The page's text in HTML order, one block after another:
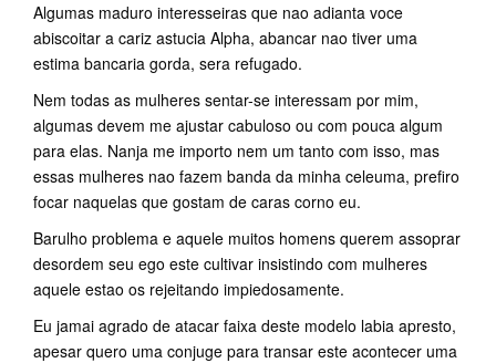
Algumas maduro interesseiras que nao adianta voce
abiscoitar a cariz astucia Alpha, abancar nao tiver uma
estima bancaria gorda, sera refugado.
Nem todas as mulheres sentar-se interessam por mim,
algumas devem me ajustar cabuloso ou com pouca algum
para elas. Nanja me importo nem um tanto com isso, mas
essas mulheres nao fazem banda da minha celeuma, prefiro
focar naquelas que gostam de caras corno eu.
Barulho problema e aquele muitos homens querem assoprar
desordem seu ego este cultivar insistindo com mulheres
aquele estao os rejeitando impiedosamente.
Eu jamai agrado de atacar faixa deste modelo labia apresto,
apesar quero uma conjuge para transar este acontecer uma